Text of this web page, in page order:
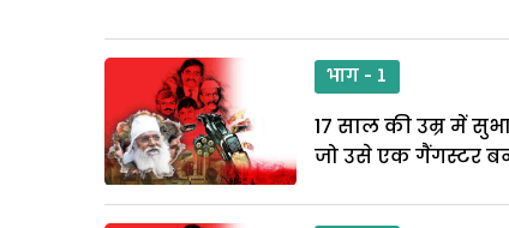
भाग - 1
17 साल की उम्र में
जो उसे एक गैंगस्टर